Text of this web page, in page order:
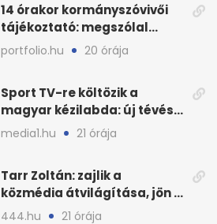
14 órakor kormányszóvivői
tájékoztató: megszólal
Magyar Péter is
portfolio.hu 20 órája
Sport TV-re költözik a
magyar kézilabda: új tévés
megállapodás
media1.hu 21 órája
Tarr Zoltán: zajlik a
közmédia átvilágítása, jön a
nyilvános véleményezés
444.hu 21 órája